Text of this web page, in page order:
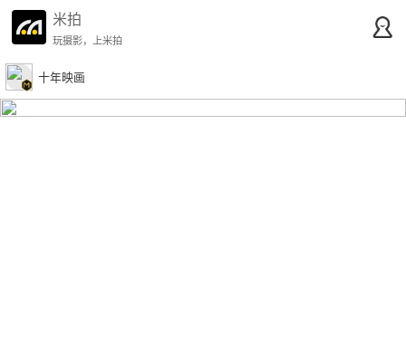
米拍
玩摄影，上米拍
十年映画